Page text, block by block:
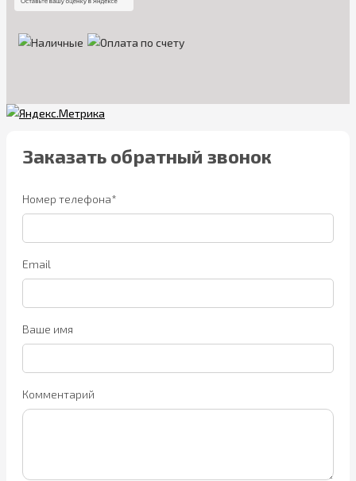
Заказать обратный звонок
Номер телефона*
Email
Ваше имя
Комментарий